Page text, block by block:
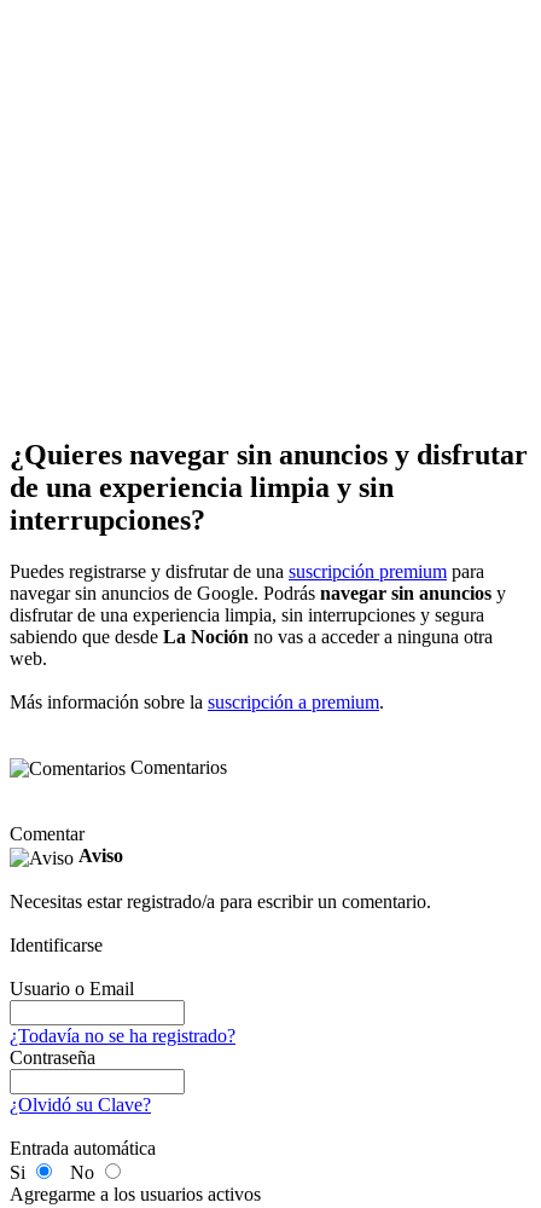
¿Quieres navegar sin anuncios y disfrutar
de una experiencia limpia y sin
interrupciones?
Puedes registrarse y disfrutar de una suscripción premium para
navegar sin anuncios de Google. Podrás navegar sin anuncios y
disfrutar de una experiencia limpia, sin interrupciones y segura
sabiendo que desde La Noción no vas a acceder a ninguna otra
web.
Más información sobre la suscripción a premium.
Comentarios
Comentar
Aviso
Necesitas estar registrado/a para escribir un comentario.
Identificarse
Usuario o Email
¿Todavía no se ha registrado?
Contraseña
¿Olvidó su Clave?
Entrada automática
Si
No
Agregarme a los usuarios activos